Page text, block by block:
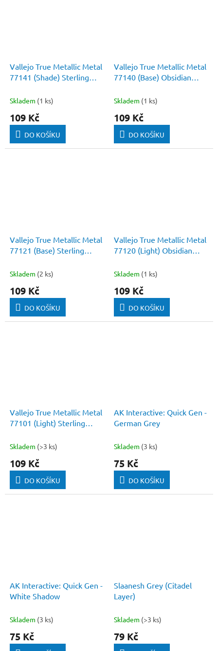
Vallejo True Metallic Metal
77141 (Shade) Sterling
Skladem (1 ks)
109 Kč
DO KOŠÍKU
Vallejo True Metallic Metal
77140 (Base) Obsidian
Skladem (1 ks)
109 Kč
DO KOŠÍKU
Vallejo True Metallic Metal
77121 (Base) Sterling
Skladem (2 ks)
109 Kč
DO KOŠÍKU
Vallejo True Metallic Metal
77120 (Light) Obsidian
Skladem (1 ks)
109 Kč
DO KOŠÍKU
Vallejo True Metallic Metal
77101 (Light) Sterling
Skladem (>3 ks)
109 Kč
DO KOŠÍKU
AK Interactive: Quick Gen -
German Grey
Skladem (3 ks)
75 Kč
DO KOŠÍKU
AK Interactive: Quick Gen -
White Shadow
Skladem (3 ks)
75 Kč
Slaanesh Grey (Citadel
Layer)
Skladem (>3 ks)
79 Kč